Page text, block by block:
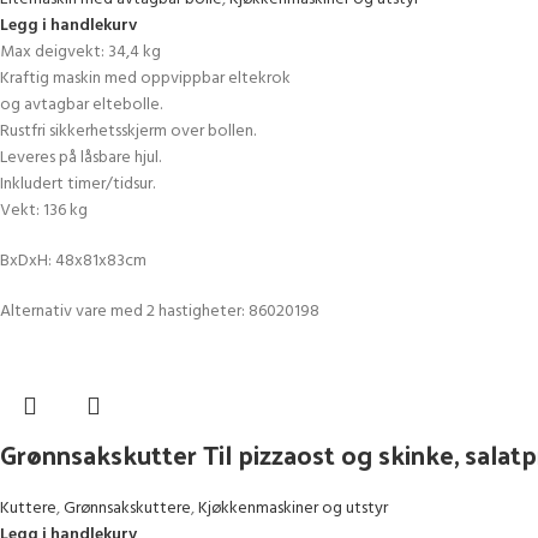
Legg i handlekurv
Max deigvekt: 34,4 kg
Kraftig maskin med oppvippbar eltekrok
og avtagbar eltebolle.
Rustfri sikkerhetsskjerm over bollen.
Leveres på låsbare hjul.
Inkludert timer/tidsur.
Vekt: 136 kg
BxDxH: 48x81x83cm
Alternativ vare med 2 hastigheter: 86020198
Grønnsakskutter Til pizzaost og skinke,
Kuttere,Grønnsakskuttere,Kjøkkenmaskiner og utstyr